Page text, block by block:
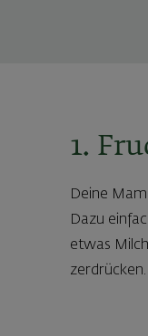
1.
Deine
Dazu
etwas